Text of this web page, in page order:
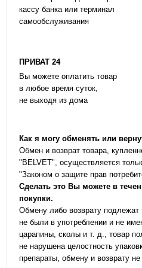
кассу банка или терминал
самообслуживания
ПРИВАТ 24
Вы можете оплатить товар
в любое время суток,
не выходя из дома
Как я могу обменять или
Обмен и возврат товара,
"BELVET", осуществляется
"Законом о защите прав
Сделать это Вы можете в
покупки.
Обмену либо возврату подлежат
не были в употреблении и не
царапины, сколы и т. д., товар
не нарушена целостность
препараты, обмену и возврату